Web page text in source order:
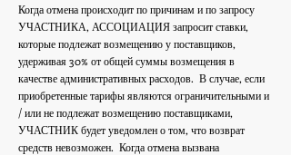
Когда отмена происходит по причинам и по запросу
УЧАСТНИКА, АССОЦИАЦИЯ запросит ставки,
которые подлежат возмещению у поставщиков,
удерживая 30% от общей суммы возмещения в
качестве административных расходов. В случае, если
приобретенные тарифы являются ограничительными и
/ или не подлежат возмещению поставщиками,
УЧАСТНИК будет уведомлен о том, что возврат
средств невозможен. Когда отмена вызвана